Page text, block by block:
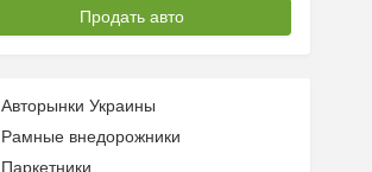
Продать авто
Авторынки Украины
Рамные внедорожники
Паркетники